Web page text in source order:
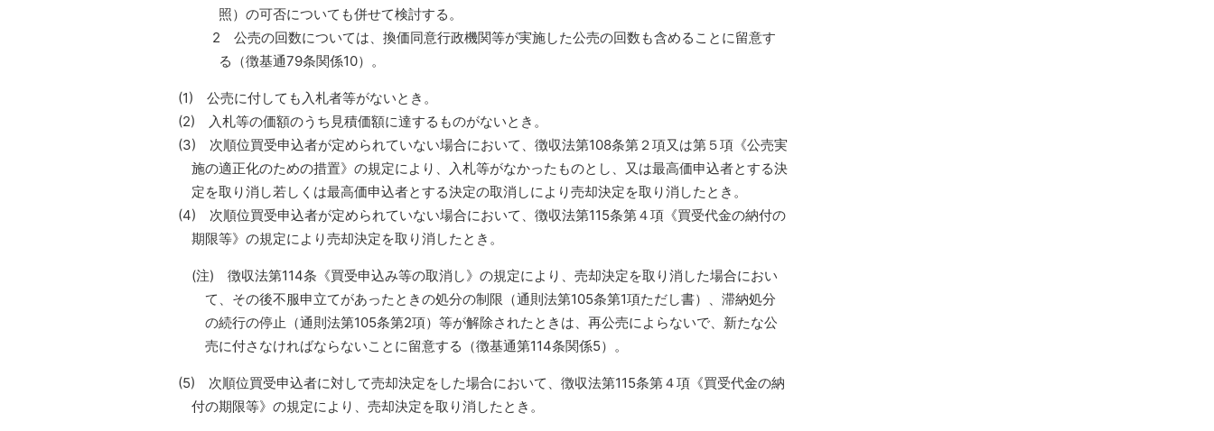
照）の可否についても併せて検討する。
2 公売の回数については、換価同意行政機関等が実施した公売の回数も含めることに留意す
る（徴基通79条関係10）。
(1) 公売に付しても入札者等がないとき。
(2) 入札等の価額のうち見積価額に達するものがないとき。
(3) 次順位買受申込者が定められていない場合において、徴収法第108条第２項又は第５項《公売実
施の適正化のための措置》の規定により、入札等がなかったものとし、又は最高価申込者とする決
定を取り消し若しくは最高価申込者とする決定の取消しにより売却決定を取り消したとき。
(4) 次順位買受申込者が定められていない場合において、徴収法第115条第４項《買受代金の納付の
期限等》の規定により売却決定を取り消したとき。
(注) 徴収法第114条《買受申込み等の取消し》の規定により、売却決定を取り消した場合におい
て、その後不服申立てがあったときの処分の制限（通則法第105条第1項ただし書）、滞納処分
の続行の停止（通則法第105条第2項）等が解除されたときは、再公売によらないで、新たな公
売に付さなければならないことに留意する（徴基通第114条関係5）。
(5) 次順位買受申込者に対して売却決定をした場合において、徴収法第115条第４項《買受代金の納
付の期限等》の規定により、売却決定を取り消したとき。